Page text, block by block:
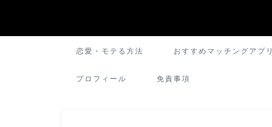
恋愛・モテる方法 おすすめマッチングアプリ
プロフィール 免責事項